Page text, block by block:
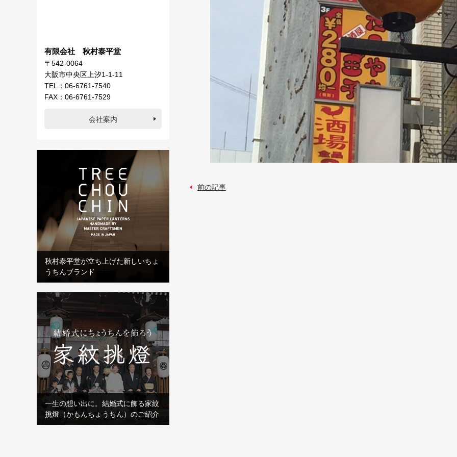
前の記事
有限会社 秋村泰平堂
〒542-0064
大阪市中央区上汐1-1-11
TEL：06-6761-7540
FAX：06-6761-7529
会社案内
秋村泰平堂が立ち上げた新しいちょ
うちんブランド
一生の想い出に。結婚式に飾る家紋
挑燈（かもんちょうちん）のご紹介